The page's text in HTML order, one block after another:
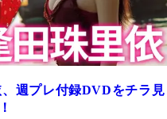
週プレ付録DVDをチラ見